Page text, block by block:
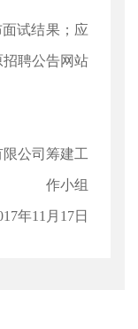
试结果；应
聘公告网站
公司筹建工
作小组
年11月17日